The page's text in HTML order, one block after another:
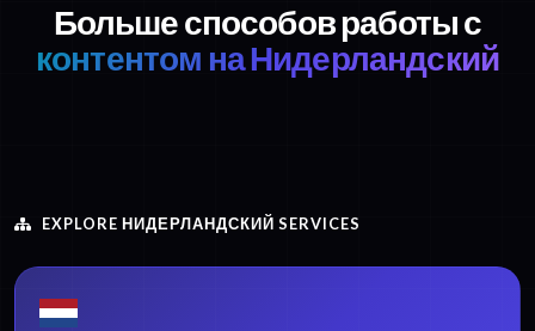
Больше способов работы с
контентом на Нидерландский
EXPLORE НИДЕРЛАНДСКИЙ SERVICES